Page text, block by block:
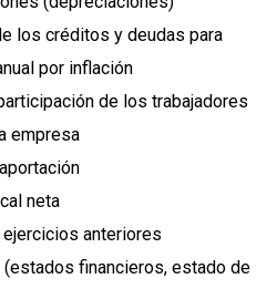
los créditos y deudas para
por inflación
de los trabajadores
empresa
neta
anteriores
(estados financieros, estado de